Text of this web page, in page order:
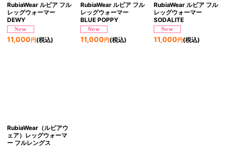
RubiaWear ルビア フル
レッグウォーマー
DEWY
11,000 円 (税込)
RubiaWear ルビア フル
レッグウォーマー
BLUE POPPY
11,000 円(税込)
RubiaWear ルビア フル
レッグウォーマー
SODALITE
11,000 円(税込)
RubiaWear（ルビアウ
ェア）レッグウォーマ
ー フルレングス